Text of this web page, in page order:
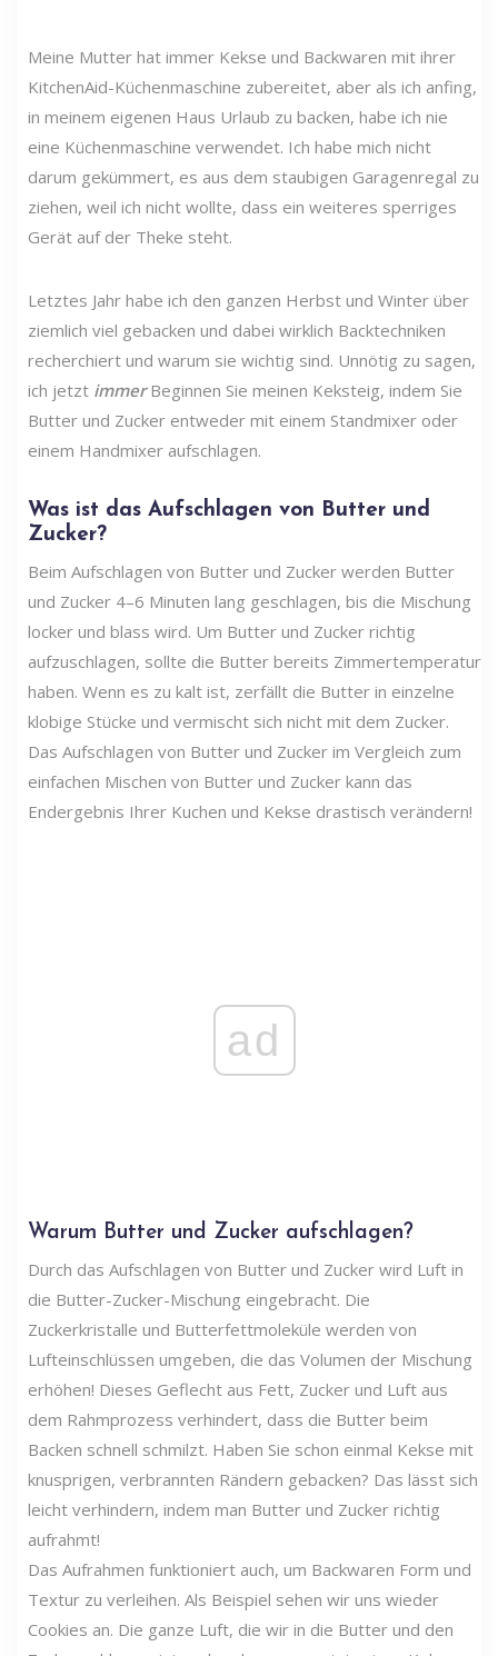
Meine Mutter hat immer Kekse und Backwaren mit ihrer
KitchenAid-Küchenmaschine zubereitet, aber als ich anfing,
in meinem eigenen Haus Urlaub zu backen, habe ich nie
eine Küchenmaschine verwendet. Ich habe mich nicht
darum gekümmert, es aus dem staubigen Garagenregal zu
ziehen, weil ich nicht wollte, dass ein weiteres sperriges
Gerät auf der Theke steht.
Letztes Jahr habe ich den ganzen Herbst und Winter über
ziemlich viel gebacken und dabei wirklich Backtechniken
recherchiert und warum sie wichtig sind. Unnötig zu sagen,
ich jetzt immer Beginnen Sie meinen Keksteig, indem Sie
Butter und Zucker entweder mit einem Standmixer oder
einem Handmixer aufschlagen.
Was ist das Aufschlagen von Butter und
Zucker?
Beim Aufschlagen von Butter und Zucker werden Butter
und Zucker 4–6 Minuten lang geschlagen, bis die Mischung
locker und blass wird. Um Butter und Zucker richtig
aufzuschlagen, sollte die Butter bereits Zimmertemperatur
haben. Wenn es zu kalt ist, zerfällt die Butter in einzelne
klobige Stücke und vermischt sich nicht mit dem Zucker.
Das Aufschlagen von Butter und Zucker im Vergleich zum
einfachen Mischen von Butter und Zucker kann das
Endergebnis Ihrer Kuchen und Kekse drastisch verändern!
ad
Warum Butter und Zucker aufschlagen?
Durch das Aufschlagen von Butter und Zucker wird Luft in
die Butter-Zucker-Mischung eingebracht. Die
Zuckerkristalle und Butterfettmoleküle werden von
Lufteinschlüssen umgeben, die das Volumen der Mischung
erhöhen! Dieses Geflecht aus Fett, Zucker und Luft aus
dem Rahmprozess verhindert, dass die Butter beim
Backen schnell schmilzt. Haben Sie schon einmal Kekse mit
knusprigen, verbrannten Rändern gebacken? Das lässt sich
leicht verhindern, indem man Butter und Zucker richtig
aufrahmt!
Das Aufrahmen funktioniert auch, um Backwaren Form und
Textur zu verleihen. Als Beispiel sehen wir uns wieder
Cookies an. Die ganze Luft, die wir in die Butter und den